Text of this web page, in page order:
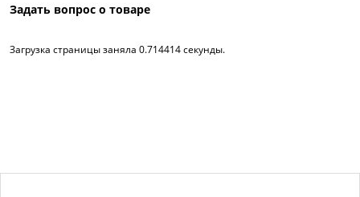
Задать вопрос о товаре
Загрузка страницы заняла 0.714414 секунды.